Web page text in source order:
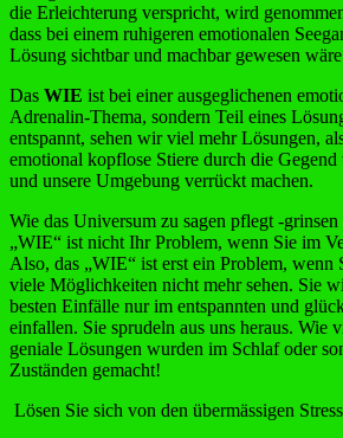
die Erleichterung verspricht, wird
dass bei einem ruhigeren emotionalen
Lösung sichtbar und machbar gewesen
Das WIE ist bei einer ausgeglichenen
Adrenalin-Thema, sondern Teil eines
entspannt, sehen wir viel mehr Lösungen,
emotional kopflose Stiere durch die Gegend
und unsere Umgebung verrückt machen.
Wie das Universum zu sagen pflegt -
„WIE“ ist nicht Ihr Problem, wenn Sie im
Also, das „WIE“ ist erst ein Problem, wenn
viele Möglichkeiten nicht mehr sehen. Sie
besten Einfälle nur im entspannten und
einfallen. Sie sprudeln aus uns heraus. Wie
geniale Lösungen wurden im Schlaf oder
Zuständen gemacht!
Lösen Sie sich von den übermässigen